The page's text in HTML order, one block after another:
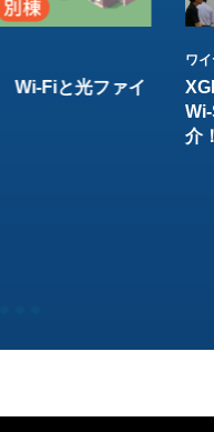
Wi-Fiと光ファイ
ワ
介